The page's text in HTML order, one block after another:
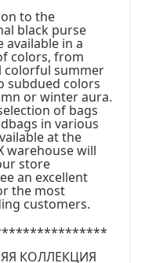
to the
black purse
available in a
colors, from
colorful summer
subdued colors
or winter aura.
of bags
in various
at the
warehouse will
store
an excellent
the most
customers.
КОЛЛЕКЦИЯ